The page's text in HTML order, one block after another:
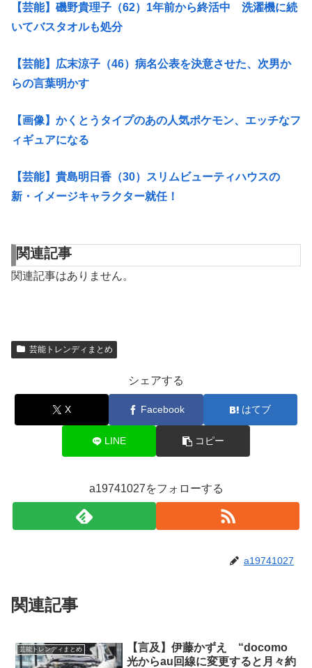
【芸能】磯野貴理子（62）1年前から終活中 洗濯機に続
いてバスタオルも処分
【芸能】広末涼子（46）病名公表を決意させた、次男か
らの言葉明かす
【画像】かくとうタイプのあの人気ポケモン、エッチなフ
ィギュアになる
【芸能】貴島明日香（30）スリムビューティハウスの
新・イメージキャラクター就任！
関連記事
関連記事はありません。
芸能トレンディまとめ
シェアする
X Facebook はてブ
LINE コピー
a19741027をフォローする
a19741027
関連記事
芸能トレンディまとめ
【言及】伊藤かずえ “docomo
光からau回線に変更すると月々約